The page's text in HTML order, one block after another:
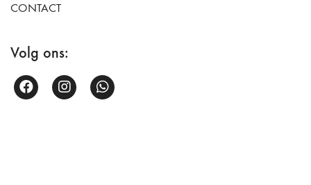
CONTACT
Volg ons: